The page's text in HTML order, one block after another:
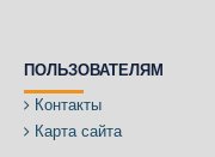
ПОЛЬЗОВАТЕЛЯМ
Контакты
Карта сайта